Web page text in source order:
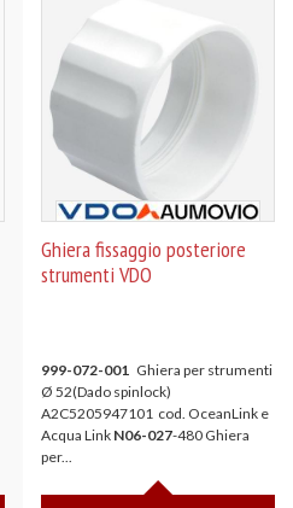
Ghiera fissaggio posteriore
strumenti VDO
999-072-001 Ghiera per strumenti
Ø 52(Dado spinlock)
A2C5205947101 cod. OceanLink e
Acqua Link N06-027-480 Ghiera
per...